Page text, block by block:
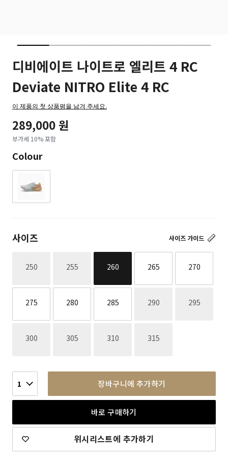
디비에이트 나이트로 엘리트 4 RC
Deviate NITRO Elite 4 RC
이 제품의 첫 상품평을 남겨 주세요.
289,000 원
부가세 10% 포함
Colour
사이즈 가이드
사이즈
250재고없음 255재고없음 260 265 270
275 280 285 290재고없음 295재고없음
300재고없음 305재고없음 310재고없음 315재고없음
1 장바구니에 추가하기
바로 구매하기
위시리스트에 추가하기